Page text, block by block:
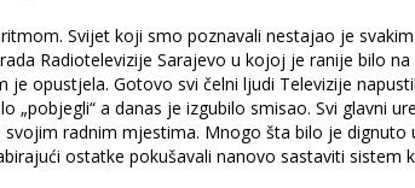
Svijet koji smo poznavali nestajao je svakim
Radiotelevizije Sarajevo u kojoj je ranije bilo na
je opustjela. Gotovo svi čelni ljudi Televizije
„pobjegli“ a danas je izgubilo smisao. Svi glavni
svojim radnim mjestima. Mnogo šta bilo je dignuto
ostatke pokušavali nanovo sastaviti sistem